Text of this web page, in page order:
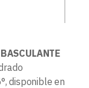
disponible en